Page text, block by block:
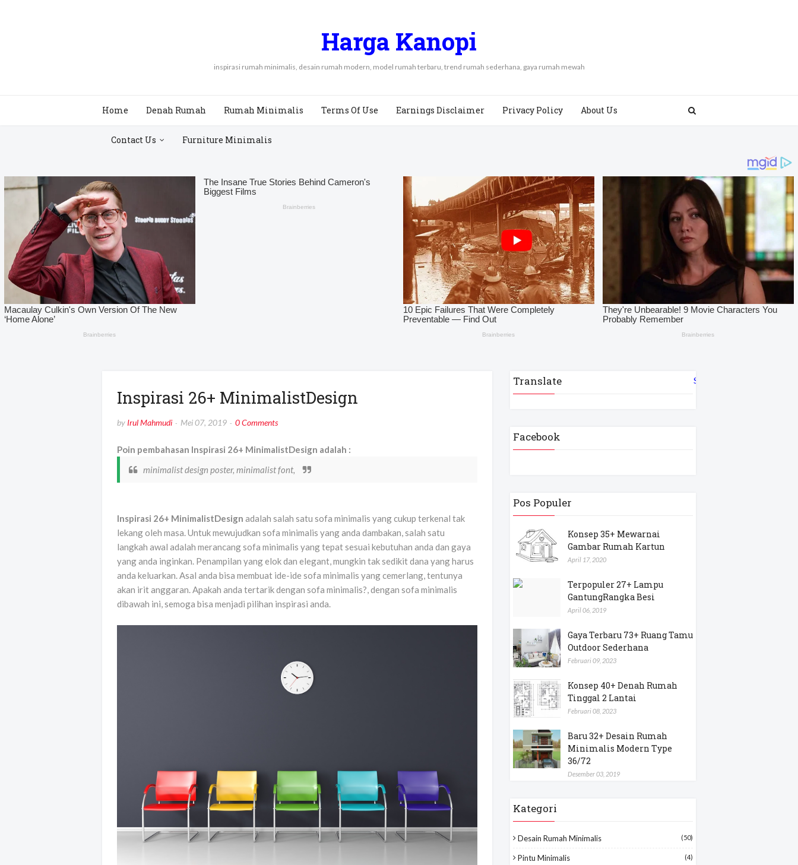
Harga Kanopi
inspirasi rumah minimalis, desain rumah modern, model rumah terbaru, trend rumah sederhana, gaya rumah mewah
Home Denah Rumah Rumah Minimalis Terms Of Use Earnings Disclaimer Privacy Policy About Us
Contact Us Furniture Minimalis
Inspirasi 26+ MinimalistDesign
by Irul Mahmudi Mei 07, 2019 0 Comments
Poin pembahasan Inspirasi 26+ MinimalistDesign adalah :
minimalist design poster, minimalist font,
Inspirasi 26+ MinimalistDesign adalah salah satu sofa minimalis yang cukup terkenal tak
lekang oleh masa. Untuk mewujudkan sofa minimalis yang anda dambakan, salah satu
langkah awal adalah merancang sofa minimalis yang tepat sesuai kebutuhan anda dan gaya
yang anda inginkan. Penampilan yang elok dan elegant, mungkin tak sedikit dana yang harus
anda keluarkan. Asal anda bisa membuat ide-ide sofa minimalis yang cemerlang, tentunya
akan irit anggaran. Apakah anda tertarik dengan sofa minimalis?, dengan sofa minimalis
dibawah ini, semoga bisa menjadi pilihan inspirasi anda.
Translate Select Language
Facebook
Pos Populer
Konsep 35+ Mewarnai
Gambar Rumah Kartun
April 17, 2020
Terpopuler 27+ Lampu
GantungRangka Besi
April 06, 2019
Gaya Terbaru 73+ Ruang Tamu
Outdoor Sederhana
Februari 09, 2023
Konsep 40+ Denah Rumah
Tinggal 2 Lantai
Februari 08, 2023
Baru 32+ Desain Rumah
Minimalis Modern Type
36/72
Desember 03, 2019
Kategori
Desain Rumah Minimalis (50)
Pintu Minimalis (4)